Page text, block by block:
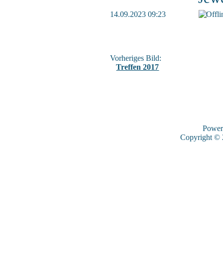
14.09.2023 09:23
Vorheriges Bild:
Treffen 2017
Copyright ©